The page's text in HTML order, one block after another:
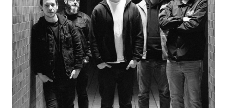
ANNOUNCE
ALBUM